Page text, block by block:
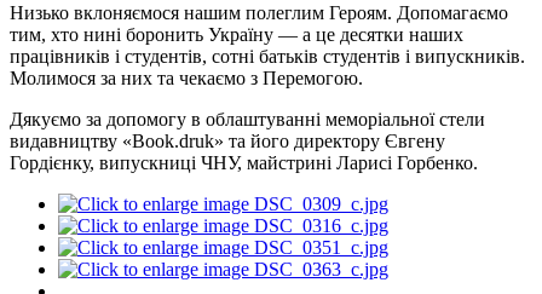
Низько вклоняємося нашим полеглим Героям. Допомагаємо
тим, хто нині боронить Україну — а це десятки наших
працівників і студентів, сотні батьків студентів і випускників.
Молимося за них та чекаємо з Перемогою.
Дякуємо за допомогу в облаштуванні меморіальної стели
видавництву «Book.druk» та його директору Євгену
Гордієнку, випускниці ЧНУ, майстрині Ларисі Горбенко.